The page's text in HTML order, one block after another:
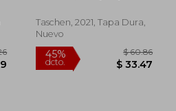
Taschen, 2021, Tapa Dura,
Nuevo